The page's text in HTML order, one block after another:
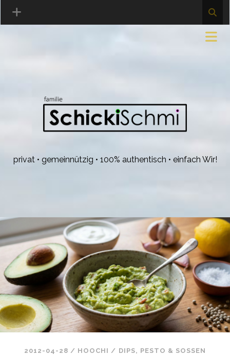
privat • gemeinnützig • 100% authentisch • einfach Wir!
2012-04-28 / HOOCHI / DIPS, PESTO & SOSSEN